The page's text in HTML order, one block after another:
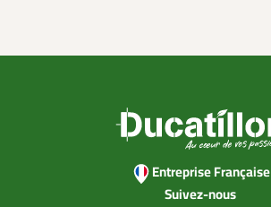
Entreprise Française
Suivez-nous